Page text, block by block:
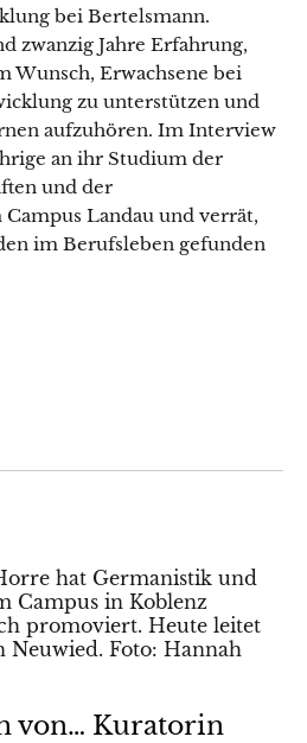
bei Bertelsmann.
zwanzig Jahre Erfahrung,
Wunsch, Erwachsene bei
zu unterstützen und
aufzuhören. Im Interview
an ihr Studium der
und der
Landau und verrät,
im Berufsleben gefunden
von… Kuratorin